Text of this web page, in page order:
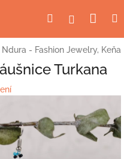
HledatPřihlášení
Ndura - Fashion Jewelry, Keňa
Turkana